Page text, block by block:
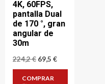
4K, 60FPS,
pantalla Dual
de 170 °, gran
angular de
30m
224,2€ El
original
69,5 €El
COMPRAR